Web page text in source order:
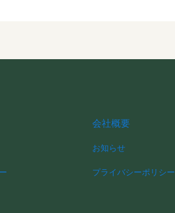
会社概要
お知らせ
プライバシーポリシー